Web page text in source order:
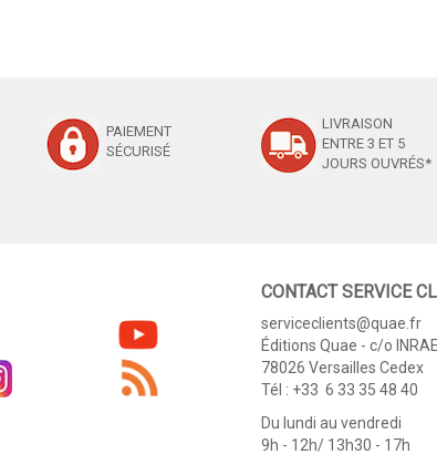
PAIEMENT
SÉCURISÉ
LIVRAISON
ENTRE 3 ET 5
JOURS OUVRÉS*
CONTACT SERVICE
serviceclients@quae.fr
Éditions Quae - c/o
78026 Versailles Cedex
Tél : +33 6 33 35 48 40
Du lundi au vendredi
9h - 12h/ 13h30 - 17h